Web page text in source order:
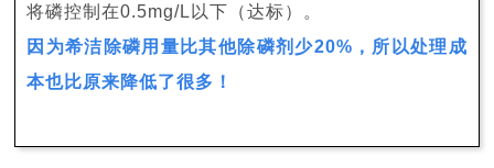
将磷控制在0.5mg/L以下（达标）。
因为希洁除磷用量比其他除磷剂少20%，所以处理成
本也比原来降低了很多！